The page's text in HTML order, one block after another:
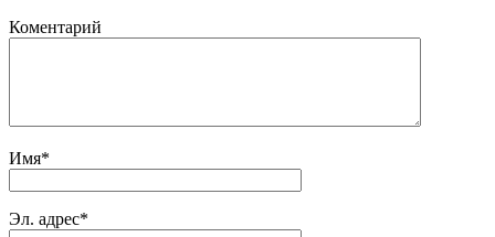
Коментарий
Имя*
Эл. адрес*